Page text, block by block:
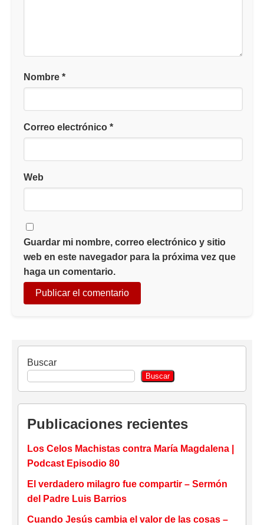
Nombre *
Correo electrónico *
Web
Guardar mi nombre, correo electrónico y sitio
web en este navegador para la próxima vez que
haga un comentario.
Buscar
Buscar
Publicaciones recientes
Los Celos Machistas contra María Magdalena |
Podcast Episodio 80
El verdadero milagro fue compartir – Sermón
del Padre Luis Barrios
Cuando Jesús cambia el valor de las cosas –